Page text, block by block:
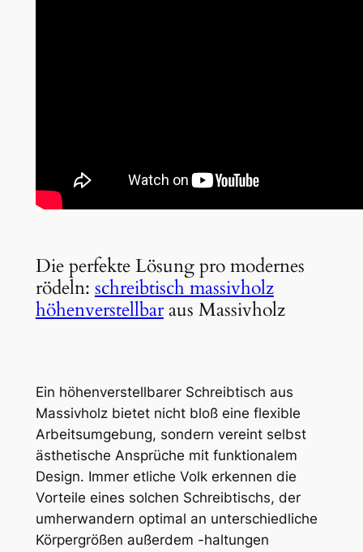
Die perfekte Lösung pro modernes
rödeln: schreibtisch massivholz
höhenverstellbaraus Massivholz
Ein höhenverstellbarer Schreibtisch aus
Massivholz bietet nicht bloß eine flexible
Arbeitsumgebung, sondern vereint selbst
ästhetische Ansprüche mit funktionalem
Design. Immer etliche Volk erkennen die
Vorteile eines solchen Schreibtischs, der
umherwandern optimal an unterschiedliche
Körpergrößen außerdem -haltungen